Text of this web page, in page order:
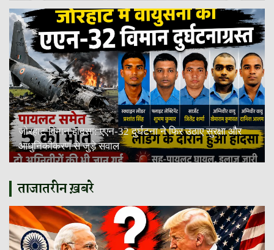
जोरहाट विमान हादसा: एएन-32 दुर्घटना ने फिर उठाए सुरक्षा और
आधुनिकीकरण से जुड़े सवाल
ताजातरीन ख़बरे